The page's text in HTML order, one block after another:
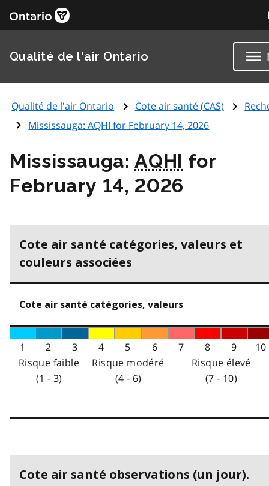
Qualité de l'air Ontario
Qualité de l'air Ontario Cote air santé (CAS)
Mississauga:AQHI for February 14, 2026
Mississauga:AQHI for
February 14, 2026
Cote air santé catégories, valeurs et
couleurs associées
Cote air santé catégories, valeurs
1 2 3 4 5 6 7 8 9
10
Risque faible
(1 - 3)
Risque modéré
(4 - 6)
Risque élevé
(7 - 10)
Cote air santé observations (un jour).